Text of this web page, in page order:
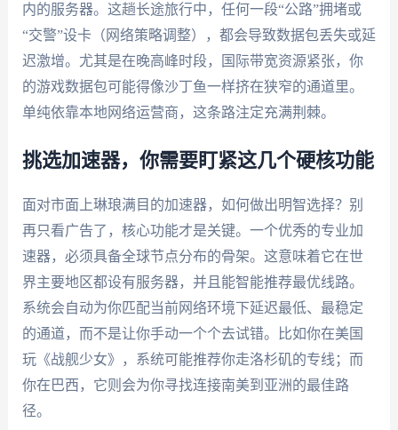
内的服务器。这趟长途旅行中，任何一段“公路”拥堵或
“交警”设卡（网络策略调整），都会导致数据包丢失或延
迟激增。尤其是在晚高峰时段，国际带宽资源紧张，你
的游戏数据包可能得像沙丁鱼一样挤在狭窄的通道里。
单纯依靠本地网络运营商，这条路注定充满荆棘。
挑选加速器，你需要盯紧这几个硬核功能
面对市面上琳琅满目的加速器，如何做出明智选择？别
再只看广告了，核心功能才是关键。一个优秀的专业加
速器，必须具备全球节点分布的骨架。这意味着它在世
界主要地区都设有服务器，并且能智能推荐最优线路。
系统会自动为你匹配当前网络环境下延迟最低、最稳定
的通道，而不是让你手动一个个去试错。比如你在美国
玩《战舰少女》，系统可能推荐你走洛杉矶的专线；而
你在巴西，它则会为你寻找连接南美到亚洲的最佳路
径。